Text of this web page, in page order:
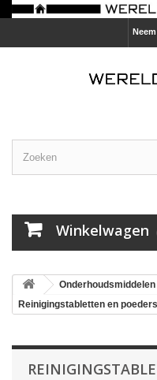
Winkelwagen
Reinigingstabletten en poeders